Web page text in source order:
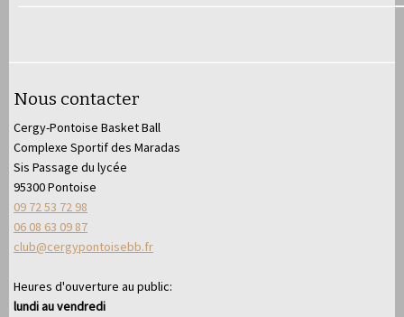
Nous contacter
Cergy-Pontoise Basket Ball
Complexe Sportif des Maradas
Sis Passage du lycée
95300 Pontoise
09 72 53 72 98
06 08 63 09 87
club@cergypontoisebb.fr
Heures d'ouverture au public:
lundi au vendredi